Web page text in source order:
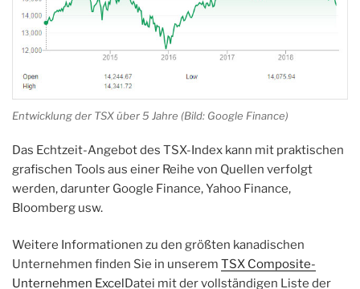
Entwicklung der TSX über 5 Jahre (Bild: Google Finance)
Das Echtzeit-Angebot des TSX-Index kann mit praktischen
grafischen Tools aus einer Reihe von Quellen verfolgt
werden, darunter Google Finance, Yahoo Finance,
Bloomberg usw.
Weitere Informationen zu den größten kanadischen
Unternehmen finden Sie in unserem TSX Composite-
Unternehmen ExcelDatei mit der vollständigen Liste der